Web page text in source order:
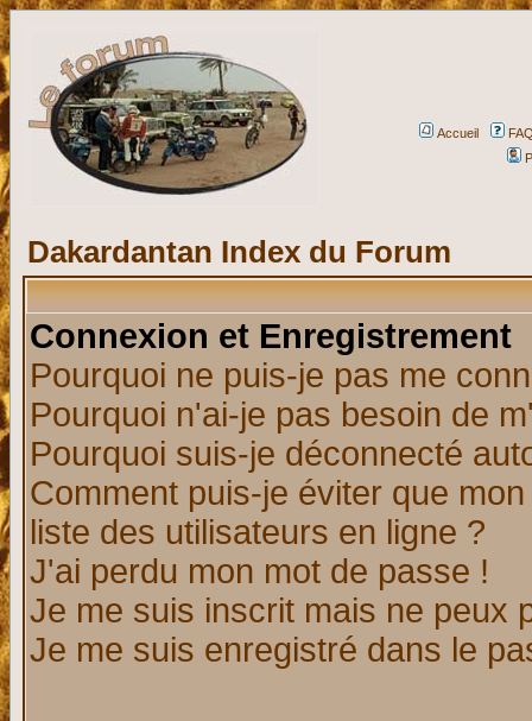
Accueil
Dakardantan Index du Forum
Connexion et Enregistrement
Pourquoi ne puis-je pas me
Pourquoi n'ai-je pas besoin de
Pourquoi suis-je déconnecté
Comment puis-je éviter que
liste des utilisateurs en ligne ?
J'ai perdu mon mot de passe !
Je me suis inscrit mais ne peux
Je me suis enregistré dans le